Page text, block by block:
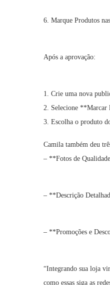
6. Marque Produtos
Após a aprovação:
1. Crie uma nova
2. Selecione **Marcar
3. Escolha o produto
Camila também deu
– **Fotos de
– **Descrição
– **Promoções e
“Integrando sua loja
como essas siga as